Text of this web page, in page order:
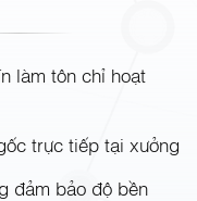
làm tôn chỉ hoạt
trực tiếp tại xưởng
đảm bảo độ bền